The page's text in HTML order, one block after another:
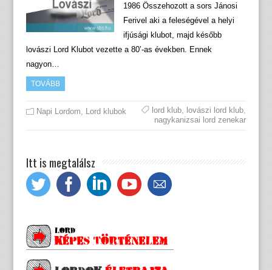
1986 Összehozott a sors Jánosi
Ferivel aki a feleségével a helyi
ifjúsági klubot, majd később
lovászi Lord Klubot vezette a 80’-as években. Ennek
nagyon…
TOVÁBB
Napi Lordom, Lord klubok lord klub, lovászi lord klub,
nagykanizsai lord zenekar
Itt is megtalálsz